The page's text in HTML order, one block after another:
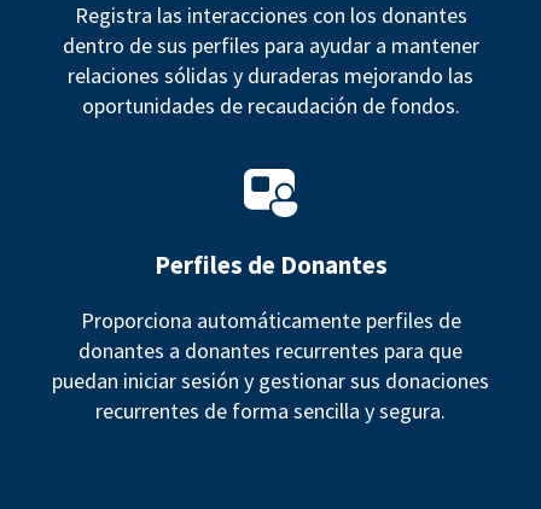
Registra las interacciones con los donantes
dentro de sus perfiles para ayudar a mantener
relaciones sólidas y duraderas mejorando las
oportunidades de recaudación de fondos.
Perfiles de Donantes
Proporciona automáticamente perfiles de
donantes a donantes recurrentes para que
puedan iniciar sesión y gestionar sus donaciones
recurrentes de forma sencilla y segura.